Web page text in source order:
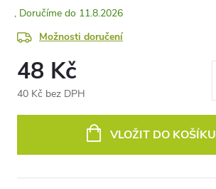
11.8.2026
Možnosti doručení
48 Kč
40 Kč bez DPH
VLOŽIT DO KOŠÍKU